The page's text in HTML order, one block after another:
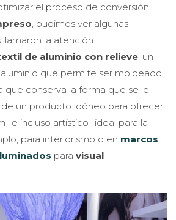
el proceso de conversión.
, pudimos ver algunas
la atención.
de aluminio con relieve , un
que permite ser moldeado
que conserva la forma que se le
un producto idóneo para ofrecer
-e incluso artístico- ideal para la
para interiorismo o en marcos
para visual